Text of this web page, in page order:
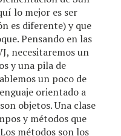
lo mejor es ser
es diferente) y que
Pensando en las
necesitaremos un
y una pila de
un poco de
orientado a
objetos. Una clase
y métodos que
métodos son los